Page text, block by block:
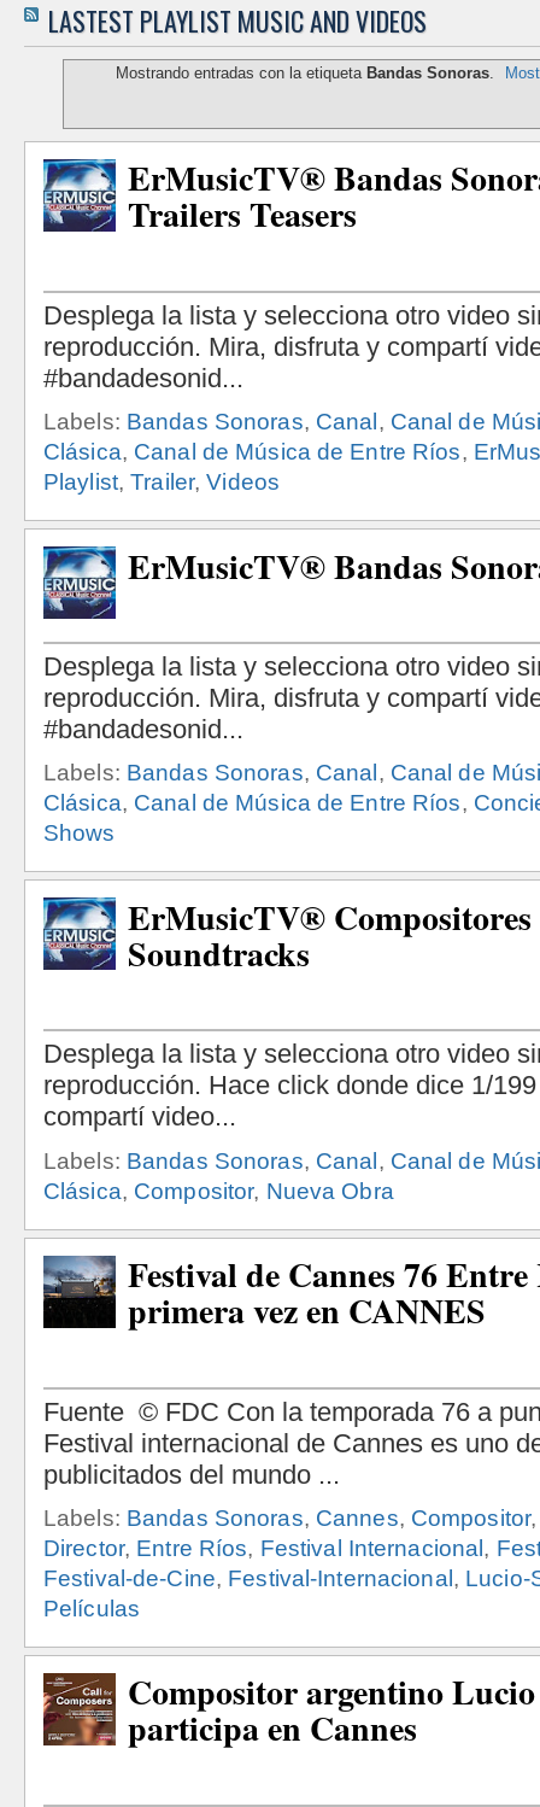
LASTEST PLAYLIST MUSIC AND VIDEOS
Mostrando entradas con la etiqueta Bandas Sonoras.
ErMusicTV® Bandas
Trailers Teasers
Labels: Bandas Sonoras, Canal , Canal de
Clásica, Canal de Música de Entre Ríos,
Playlist,Trailer,Videos
ErMusicTV® Bandas
Labels: Bandas Sonoras, Canal , Canal de
Clásica, Canal de Música de Entre Ríos,
Shows
ErMusicTV®
Soundtracks
Labels: Bandas Sonoras, Canal, Canal de
Clásica, Compositor, Nueva Obra
Festival de Cannes 76
primera vez en CANNES
Labels: Bandas Sonoras, Cannes, Compositor
Director, Entre Ríos, Festival Internacional ,
Festival-de-Cine, Festival-Internacional , Lucio-
Películas
Compositor argentino
participa en Cannes